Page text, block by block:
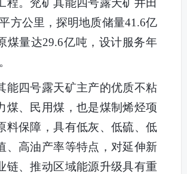
程。兖矿其能四号露天矿井田
方公里，探明地质储量41.6亿
煤量达29.6亿吨，设计服务年
四号露天矿主产的优质不粘
煤、民用煤，也是煤制烯烃项
料保障，具有低灰、低硫、低
、高油产率等特点，对延伸新
链、推动区域能源升级具有重